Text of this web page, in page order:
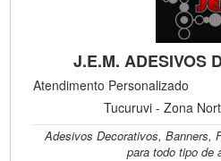
J.E.M. ADESIVOS
Atendimento Personalizado
Tucuruvi - Zona
Adesivos Decorativos, Banners,
para todo tipo de